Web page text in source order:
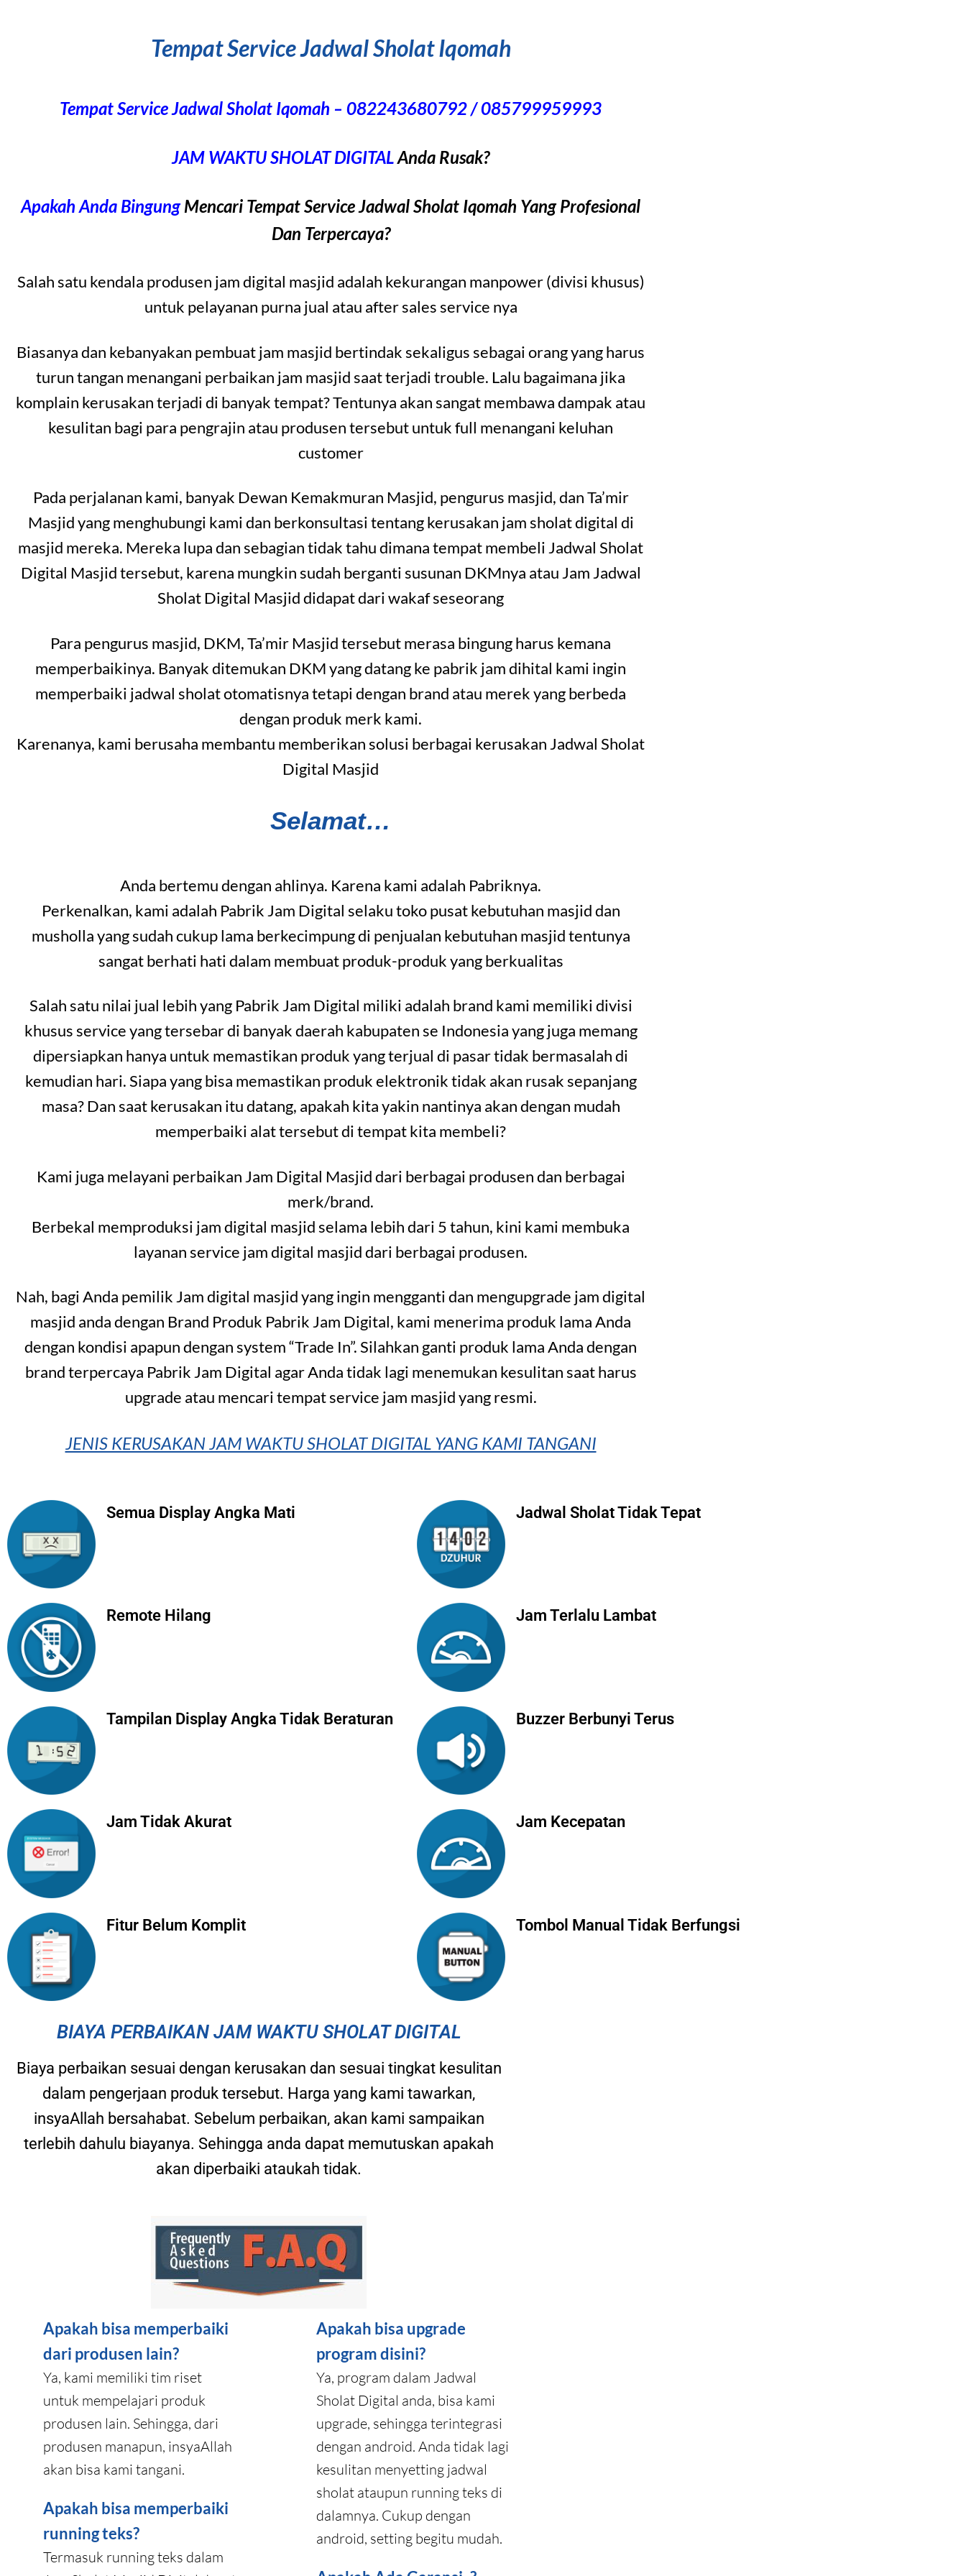
Tempat Service Jadwal Sholat Iqomah
Tempat Service Jadwal Sholat Iqomah – 082243680792 / 085799959993
JAM WAKTU SHOLAT DIGITALAnda Rusak?
Apakah Anda BingungMencari Tempat Service Jadwal Sholat Iqomah Yang Profesional
Dan Terpercaya?
Salah satu kendala produsen jam digital masjid adalah kekurangan manpower (divisi khusus)
untuk pelayanan purna jual atau after sales service nya
Biasanya dan kebanyakan pembuat jam masjid bertindak sekaligus sebagai orang yang harus
turun tangan menangani perbaikan jam masjid saat terjadi trouble. Lalu bagaimana jika
komplain kerusakan terjadi di banyak tempat? Tentunya akan sangat membawa dampak atau
kesulitan bagi para pengrajin atau produsen tersebut untuk full menangani keluhan
customer
Pada perjalanan kami, banyak Dewan Kemakmuran Masjid, pengurus masjid, dan Ta’mir
Masjid yang menghubungi kami dan berkonsultasi tentang kerusakan jam sholat digital di
masjid mereka. Mereka lupa dan sebagian tidak tahu dimana tempat membeli Jadwal Sholat
Digital Masjid tersebut, karena mungkin sudah berganti susunan DKMnya atau Jam Jadwal
Sholat Digital Masjid didapat dari wakaf seseorang
Para pengurus masjid, DKM, Ta’mir Masjid tersebut merasa bingung harus kemana
memperbaikinya. Banyak ditemukan DKM yang datang ke pabrik jam dihital kami ingin
memperbaiki jadwal sholat otomatisnya tetapi dengan brand atau merek yang berbeda
dengan produk merk kami.
Karenanya, kami berusaha membantu memberikan solusi berbagai kerusakan Jadwal Sholat
Digital Masjid
Selamat…
Anda bertemu dengan ahlinya. Karena kami adalah Pabriknya.
Perkenalkan, kami adalah Pabrik Jam Digital selaku toko pusat kebutuhan masjid dan
musholla yang sudah cukup lama berkecimpung di penjualan kebutuhan masjid tentunya
sangat berhati hati dalam membuat produk-produk yang berkualitas
Salah satu nilai jual lebih yang Pabrik Jam Digital miliki adalah brand kami memiliki divisi
khusus service yang tersebar di banyak daerah kabupaten se Indonesia yang juga memang
dipersiapkan hanya untuk memastikan produk yang terjual di pasar tidak bermasalah di
kemudian hari. Siapa yang bisa memastikan produk elektronik tidak akan rusak sepanjang
masa? Dan saat kerusakan itu datang, apakah kita yakin nantinya akan dengan mudah
memperbaiki alat tersebut di tempat kita membeli?
Kami juga melayani perbaikan Jam Digital Masjid dari berbagai produsen dan berbagai
merk/brand.
Berbekal memproduksi jam digital masjid selama lebih dari 5 tahun, kini kami membuka
layanan service jam digital masjid dari berbagai produsen.
Nah, bagi Anda pemilik Jam digital masjid yang ingin mengganti dan mengupgrade jam digital
masjid anda dengan Brand Produk Pabrik Jam Digital, kami menerima produk lama Anda
dengan kondisi apapun dengan system “Trade In”. Silahkan ganti produk lama Anda dengan
brand terpercaya Pabrik Jam Digital agar Anda tidak lagi menemukan kesulitan saat harus
upgrade atau mencari tempat service jam masjid yang resmi.
JENIS KERUSAKAN JAM WAKTU SHOLAT DIGITAL YANG KAMI TANGANI
Semua Display Angka Mati Jadwal Sholat Tidak Tepat
Remote Hilang Jam Terlalu Lambat
Tampilan Display Angka Tidak Beraturan Buzzer Berbunyi Terus
Jam Tidak Akurat Jam Kecepatan
Fitur Belum Komplit Tombol Manual Tidak Berfungsi
BIAYA PERBAIKAN JAM WAKTU SHOLAT DIGITAL
Biaya perbaikan sesuai dengan kerusakan dan sesuai tingkat kesulitan
dalam pengerjaan produk tersebut. Harga yang kami tawarkan,
insyaAllah bersahabat. Sebelum perbaikan, akan kami sampaikan
terlebih dahulu biayanya. Sehingga anda dapat memutuskan apakah
akan diperbaiki ataukah tidak.
Apakah bisa memperbaiki
dari produsen lain?
Ya, kami memiliki tim riset
untuk mempelajari produk
produsen lain. Sehingga, dari
produsen manapun, insyaAllah
akan bisa kami tangani.
Apakah bisa memperbaiki
running teks?
Termasuk running teks dalam
Apakah bisa upgrade
program disini?
Ya, program dalam Jadwal
Sholat Digital anda, bisa kami
upgrade, sehingga terintegrasi
dengan android. Anda tidak lagi
kesulitan menyetting jadwal
sholat ataupun running teks di
dalamnya. Cukup dengan
android, setting begitu mudah.